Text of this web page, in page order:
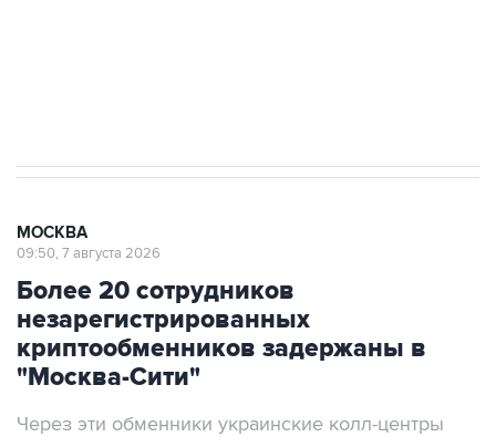
МОСКВА
09:50, 7 августа 2026
Более 20 сотрудников
незарегистрированных
криптообменников задержаны в
"Москва-Сити"
Через эти обменники украинские колл-центры